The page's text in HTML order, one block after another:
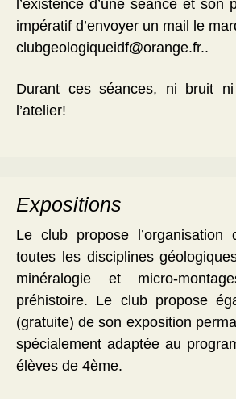
l’existence d’une séance et son
impératif d’envoyer un mail le
clubgeologiqueidf@orange.fr..
Durant ces séances, ni bruit
l’atelier!
Expositions
Le club propose l’organisation
toutes les disciplines
minéralogie et micro-
préhistoire. Le club propose
(gratuite) de son exposition
spécialement adaptée au
élèves de 4ème.